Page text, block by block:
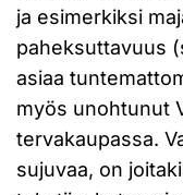
ja esimerkiksi
paheksuttavuus
asiaa
myös unohtunut
tervakaupassa.
sujuvaa, on